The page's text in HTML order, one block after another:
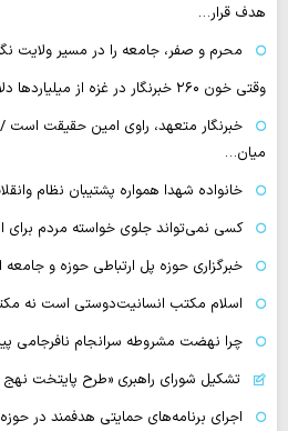
هدف قرار…
محرم و صفر، جامعه را در مسیر ولایت
وقتی خون ۲۶۰ خبرنگار در غزه از میلیاردها دلار صهیونیسم پیشی می‌گیرد
خبرنگار متعهد، راوی امین حقیقت است /
میان…
خانواده شهدا همواره پشتیبان نظام
کسی نمی‌تواند جلوی خواسته مردم برای
خبرگزاری حوزه پل ارتباطی حوزه و
اسلام مکتب انسانیت‌دوستی است نه
چرا نهضت مشروطه سرانجام نافرجامی
تشکیل شورای راهبری «طرح پایتخت نهج
اجرای برنامه‌های حمایتی هدفمند در